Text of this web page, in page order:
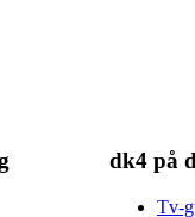
dk4 på
Tv-